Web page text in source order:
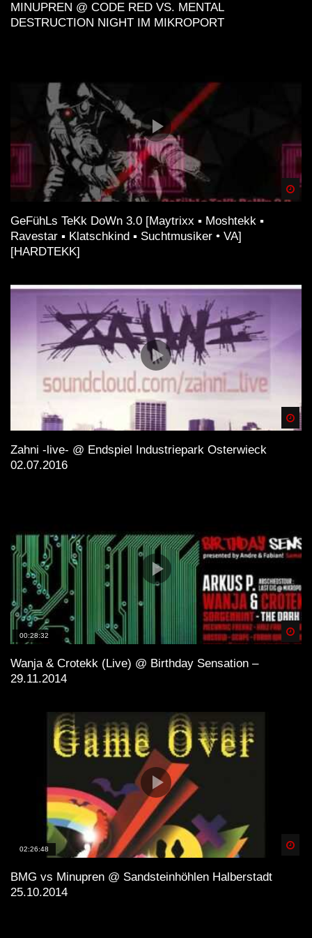
dem Video kannst du z.B. denKlubnetz Dresden e.V.
MINUPREN @ CODE RED VS. MENTAL
DESTRUCTION NIGHT IM MIKROPORT
GeFühLs TeKk DoWn 3.0 [Maytrixx ▪ Moshtekk ▪
Ravestar ▪ Klatschkind ▪ Suchtmusiker • VA]
[HARDTEKK]
Zahni -live- @ Endspiel Industriepark Osterwieck
02.07.2016
00:28:32
Wanja & Crotekk (Live) @ Birthday Sensation –
29.11.2014
02:26:48
BMG vs Minupren @ Sandsteinhöhlen Halberstadt
25.10.2014